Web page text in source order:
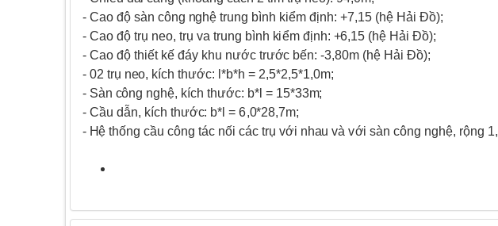
- Cao độ sàn công nghệ trung bình kiểm định:+7,15 (hệ Hải Đồ);
- Cao độ trụ neo, trụ va trung bình kiểm định: +6,15 (hệ HảiĐồ);
- Cao độ thiết kế đáy khu nước trước bến:-3,80m (hệ HảiĐồ);
- 02 trụ neo, kíchthước: l*b*h = 2,5*2,5*1,0m;
- Sàn công nghệ, kích thước: b*l =15*33m;
- Cầu dẫn, kích thước: b* l =6,0*28,7m;
- Hệ thống cầucôngtác nối các trụ với nhau vàvới sàncông nghệ, rộng 1,